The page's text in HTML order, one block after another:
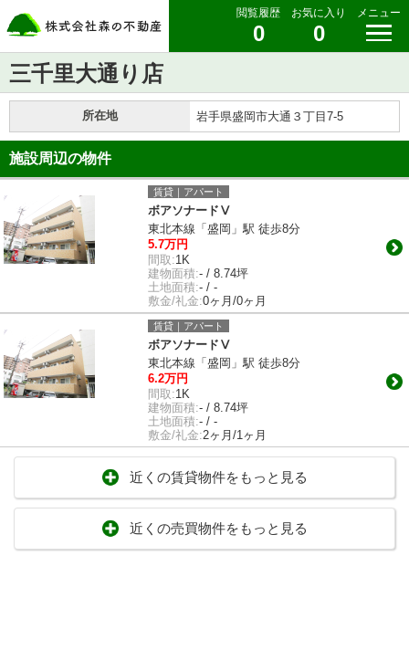
閲覧履歴
0
お気に入り
0
メニュー
三千里大通り店
所在地 岩手県盛岡市大通３丁目7-5
施設周辺の物件
賃貸｜アパート
ボアソナードⅤ
東北本線「盛岡」駅 徒歩8分
5.7万円
間取:1K
建物面積:- / 8.74坪
土地面積:- / -
敷金/礼金:0ヶ月/0ヶ月
賃貸｜アパート
ボアソナードⅤ
東北本線「盛岡」駅 徒歩8分
6.2万円
間取:1K
建物面積:- / 8.74坪
土地面積:- / -
敷金/礼金:2ヶ月/1ヶ月
近くの賃貸物件をもっと見る
近くの売買物件をもっと見る